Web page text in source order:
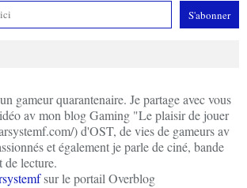
gameur quarantenaire. Je partage avec vous
av mon blog Gaming "Le plaisir de jouer
) d'OST, de vies de gameurs av
et également je parle de ciné, bande
de lecture.
sur le portail Overblog